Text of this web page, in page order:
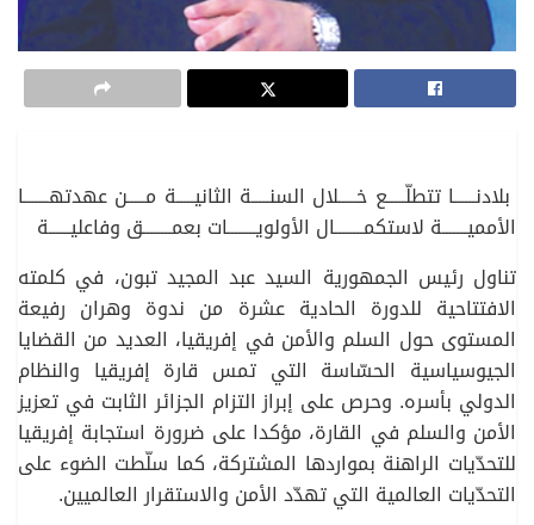
بلادنــــــا تتطلّـــــع خـــــلال السنـــــة الثانيـــــة مـــــن عهدتهـــــــا
الأمميـــــــة لاستكمــــــــال الأولويــــــــات بعمــــــــق وفاعليــــــة
تناول رئيس الجمهورية السيد عبد المجيد تبون، في كلمته
الافتتاحية للدورة الحادية عشرة من ندوة وهران رفيعة
المستوى حول السلم والأمن في إفريقيا، العديد من القضايا
الجيوسياسية الحسّاسة التي تمس قارة إفريقيا والنظام
الدولي بأسره. وحرص على إبراز التزام الجزائر الثابت في تعزيز
الأمن والسلم في القارة، مؤكدا على ضرورة استجابة إفريقيا
للتحدّيات الراهنة بمواردها المشتركة، كما سلّطت الضوء على
التحدّيات العالمية التي تهدّد الأمن والاستقرار العالميين.